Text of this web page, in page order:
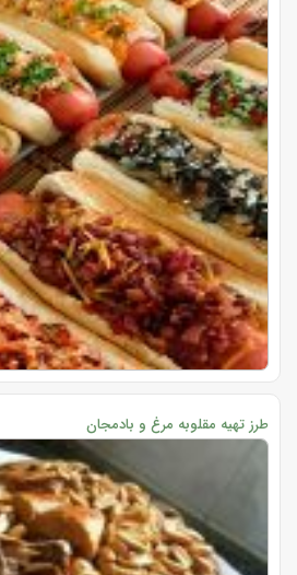
طرز تهیه مقلوبه مرغ و بادمجان